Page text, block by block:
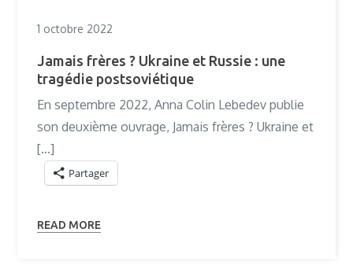
1 octobre 2022
Jamais frères ? Ukraine et Russie : une
tragédie postsoviétique
En septembre 2022, Anna Colin Lebedev publie
son deuxième ouvrage, Jamais frères ? Ukraine et
[…]
Partager
READ MORE